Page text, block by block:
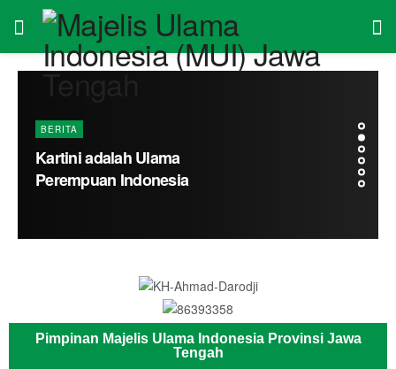
BERITA
Kartini adalah Ulama
Perempuan Indonesia
Pimpinan Majelis Ulama Indonesia Provinsi Jawa
Tengah